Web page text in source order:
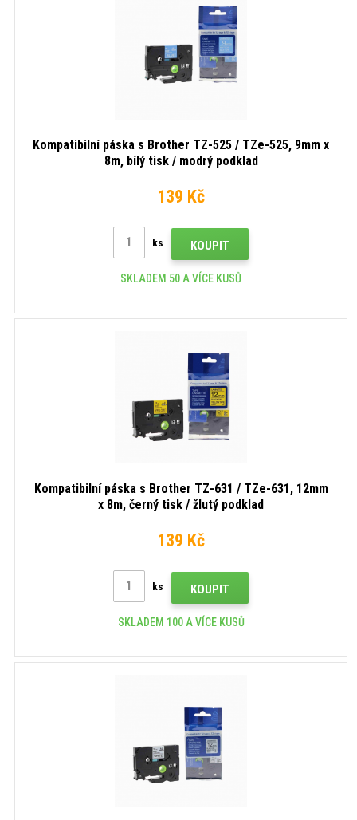
Kompatibilní páska s Brother TZ-525 / TZe-525, 9mm x
8m, bílý tisk / modrý podklad
139 Kč
ks KOUPIT
SKLADEM 50 A VÍCE KUSŮ
Kompatibilní páska s Brother TZ-631 / TZe-631, 12mm
x 8m, černý tisk / žlutý podklad
139 Kč
ks KOUPIT
SKLADEM 100 A VÍCE KUSŮ